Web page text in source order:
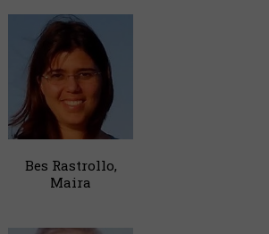
Bes Rastrollo,
Maira